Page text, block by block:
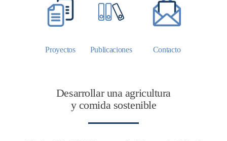
Proyectos Publicaciones Contacto
Desarrollar una agricultura
y comida sostenible